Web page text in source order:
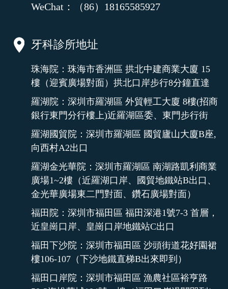
WeChat：（86）18165585927
牙科診所地址
珠海院：珠海市香洲區 拱北中建商業大廈 15
樓（迎賓廣場對面）拱北口岸步行8分鐘直達
羅湖院：深圳市羅湖區 外貿輕工大廈 8樓(招商
銀行東門分行樓上)近羅湖區委、東門步行街
羅湖國貿院：深圳市羅湖區 國貿廬山大廈B座,
向西村A2出口
羅湖金光華院：深圳市羅湖區 南湖路凱利商業
廣場1~2樓（近羅湖口岸、國貿地鐵站B出口、
金光華廣場東二門對面、鑽石廣場對面）
福田院：深圳市福田區 福田深港1號7-3 首層，
近皇崗口岸、皇崗口岸地鐵站C出口
福田下沙院：深圳市福田區 沙頭街道花好園裙
樓106-107（下沙地鐵直梯B出來即到）
福田口岸院：深圳市福田區 漁農社區裕亨路